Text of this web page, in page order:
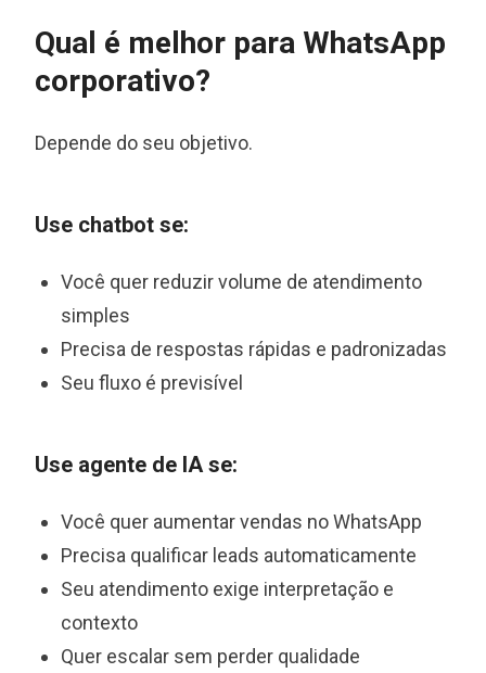
Qual é melhor para WhatsApp
corporativo?
Depende do seu objetivo.
Use chatbot se:
Você quer reduzir volume de atendimento
simples
Precisa de respostas rápidas e padronizadas
Seu fluxo é previsível
Use agente de IA se:
Você quer aumentar vendas no WhatsApp
Precisa qualificar leads automaticamente
Seu atendimento exige interpretação e
contexto
Quer escalar sem perder qualidade